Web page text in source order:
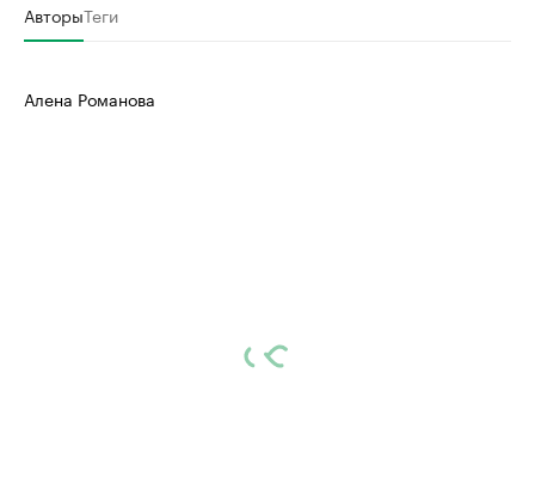
АвторыТеги
Алена Романова